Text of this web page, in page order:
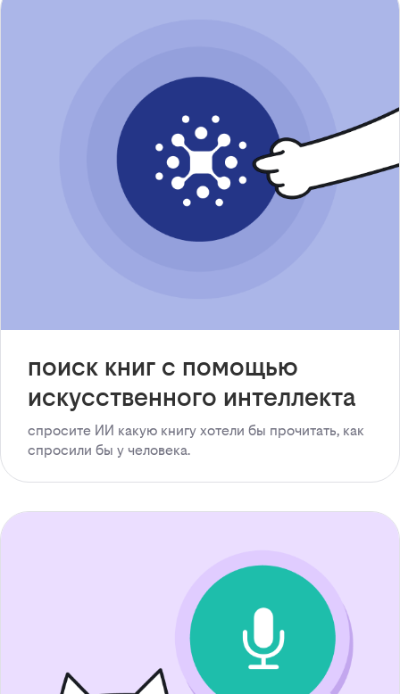
поиск книг с помощью
искусственного интеллекта
спросите ИИ какую книгу хотели бы прочитать, как
спросили бы у человека.